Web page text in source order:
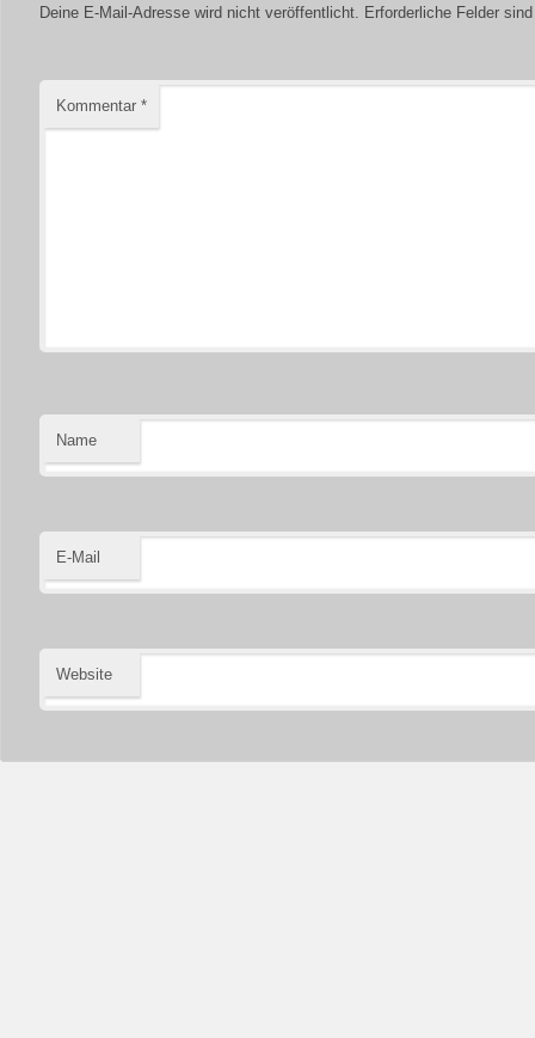
Deine E-Mail-Adresse wird nicht veröffentlicht. Erforderliche Felder
Kommentar *
Name
E-Mail
Website